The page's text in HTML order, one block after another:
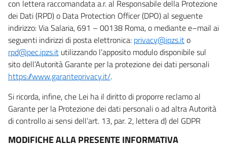
con lettera raccomandata a.r. al Responsabile della Protezione
dei Dati (RPD) o Data Protection Officer (DPO) al seguente
indirizzo: Via Salaria, 691 – 00138 Roma, o mediante e–mail ai
seguenti indirizzi di posta elettronica: privacy@ipzs.ito
rpd@pec.ipzs.it utilizzando l’apposito modulo disponibile sul
sito dell’Autorità Garante per la protezione dei dati personali
https://www.garanteprivacy.it/.
Si ricorda, infine, che Lei ha il diritto di proporre reclamo al
Garante per la Protezione dei dati personali o ad altra Autorità
di controllo ai sensi dell’art. 13, par. 2, lettera d) del GDPR
MODIFICHE ALLA PRESENTE INFORMATIVA